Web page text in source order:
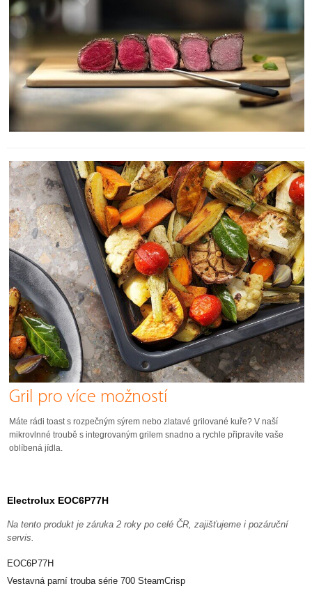
Gril pro více možností
Máte rádi toast s rozpečným sýrem nebo zlatavé grilované kuře? V naší
mikrovlnné troubě s integrovaným grilem snadno a rychle připravíte vaše
oblíbená jídla.
Electrolux EOC6P77H
Na tento produkt je záruka 2 roky po celé ČR, zajišťujeme i pozáruční
servis.
EOC6P77H
Vestavná parní trouba série 700 SteamCrisp